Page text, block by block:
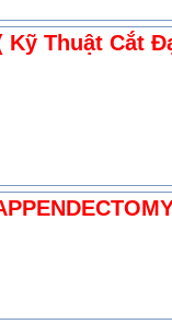
Kỹ Thuật Cắt